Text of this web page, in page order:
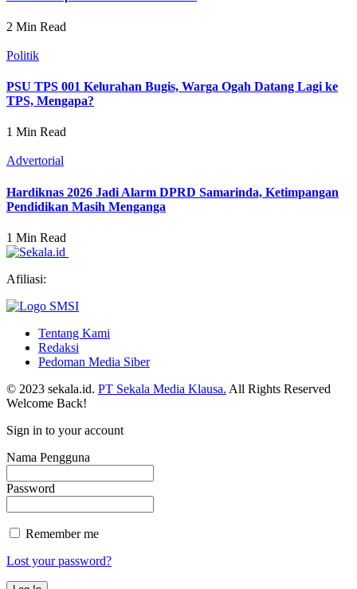
2 Min Read
Politik
PSU TPS 001 Kelurahan Bugis, Warga Ogah Datang Lagi ke
TPS, Mengapa?
1 Min Read
Advertorial
Hardiknas 2026 Jadi Alarm DPRD Samarinda, Ketimpangan
Pendidikan Masih Menganga
1 Min Read
Afiliasi:
Tentang Kami
Redaksi
Pedoman Media Siber
© 2023 sekala.id. PT Sekala Media Klausa. All Rights Reserved
Welcome Back!
Sign in to your account
Nama Pengguna
Password
Remember me
Lost your password?